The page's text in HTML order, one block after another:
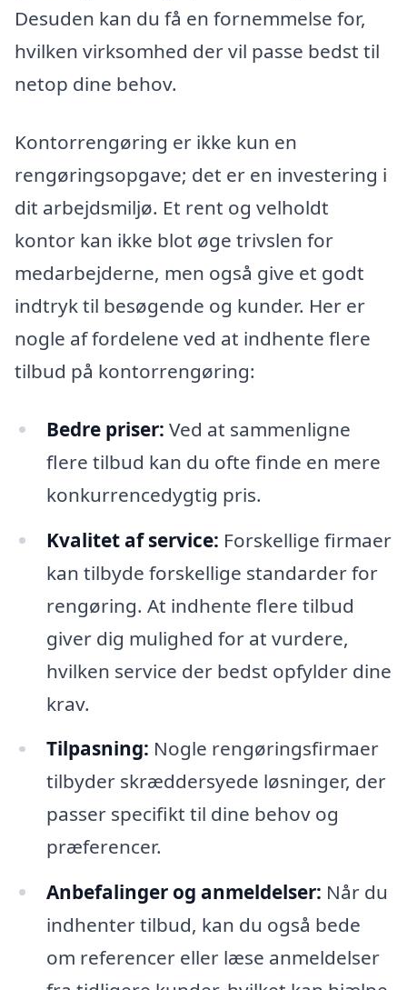
Desuden kan du få en fornemmelse for,
hvilken virksomhed der vil passe bedst til
netop dine behov.
Kontorrengøring er ikke kun en
rengøringsopgave; det er en investering i
dit arbejdsmiljø. Et rent og velholdt
kontor kan ikke blot øge trivslen for
medarbejderne, men også give et godt
indtryk til besøgende og kunder. Her er
nogle af fordelene ved at indhente flere
tilbud på kontorrengøring:
Bedre priser: Ved at sammenligne
flere tilbud kan du ofte finde en mere
konkurrencedygtig pris.
Kvalitet af service: Forskellige firmaer
kan tilbyde forskellige standarder for
rengøring. At indhente flere tilbud
giver dig mulighed for at vurdere,
hvilken service der bedst opfylder dine
krav.
Tilpasning: Nogle rengøringsfirmaer
tilbyder skræddersyede løsninger, der
passer specifikt til dine behov og
præferencer.
Anbefalinger og anmeldelser: Når du
indhenter tilbud, kan du også bede
om referencer eller læse anmeldelser